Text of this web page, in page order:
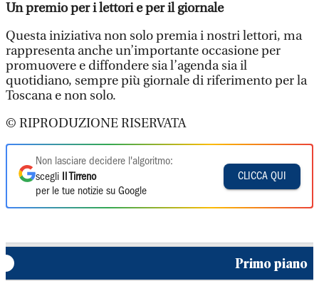
Un premio per i lettori e per il giornale
Questa iniziativa non solo premia i nostri lettori, ma
rappresenta anche un’importante occasione per
promuovere e diffondere sia l’agenda sia il
quotidiano, sempre più giornale di riferimento per la
Toscana e non solo.
© RIPRODUZIONE RISERVATA
Non lasciare decidere l'algoritmo:
scegli
Il Tirreno
per le tue notizie su Google
CLICCA QUI
Primo piano